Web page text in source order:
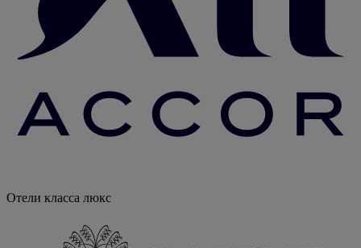
Отели класса люкс